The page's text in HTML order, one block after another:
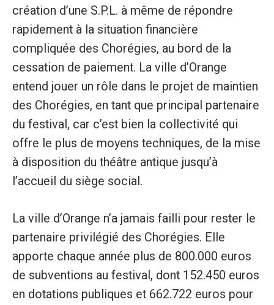
création d’une S.P.L. à même de répondre
rapidement à la situation financière
compliquée des Chorégies, au bord de la
cessation de paiement. La ville d’Orange
entend jouer un rôle dans le projet de maintien
des Chorégies, en tant que principal partenaire
du festival, car c’est bien la collectivité qui
offre le plus de moyens techniques, de la mise
à disposition du théâtre antique jusqu’à
l’accueil du siège social.
La ville d’Orange n’a jamais failli pour rester le
partenaire privilégié des Chorégies. Elle
apporte chaque année plus de 800.000 euros
de subventions au festival, dont 152.450 euros
en dotations publiques et 662.722 euros pour